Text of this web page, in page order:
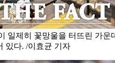
일제히 꽃망울을 터뜨린 가운
있다. /이효균 기자